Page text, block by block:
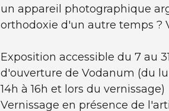
un appareil photographique
orthodoxie d'un autre temps ?
Exposition accessible du 7 au
d'ouverture de Vodanum (du
14h à 16h et lors du vernissage)
Vernissage en présence de